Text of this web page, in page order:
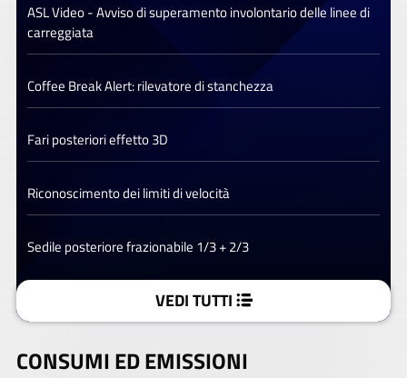
ASL Video - Avviso di superamento involontario delle linee di
carreggiata
Coffee Break Alert: rilevatore di stanchezza
Fari posteriori effetto 3D
Riconoscimento dei limiti di velocità
Sedile posteriore frazionabile 1/3 + 2/3
VEDI TUTTI
CONSUMI ED EMISSIONI